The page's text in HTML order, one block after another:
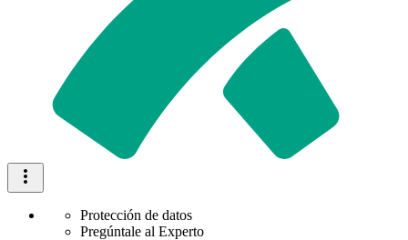
Protección de datos
Pregúntale al Experto